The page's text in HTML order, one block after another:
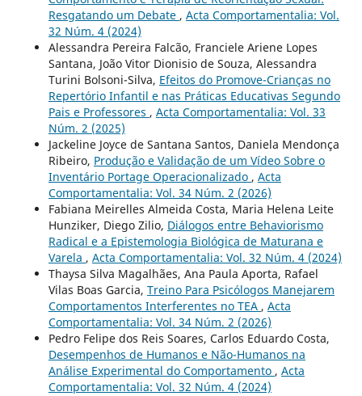
Resgatando um Debate , Acta Comportamentalia: Vol.
32 Núm. 4 (2024)
Alessandra Pereira Falcão, Franciele Ariene Lopes
Santana, João Vitor Dionisio de Souza, Alessandra
Turini Bolsoni-Silva, Efeitos do Promove-Crianças no
Repertório Infantil e nas Práticas Educativas Segundo
Pais e Professores , Acta Comportamentalia: Vol. 33
Núm. 2 (2025)
Jackeline Joyce de Santana Santos, Daniela Mendonça
Ribeiro, Produção e Validação de um Vídeo Sobre o
Inventário Portage Operacionalizado , Acta
Comportamentalia: Vol. 34 Núm. 2 (2026)
Fabiana Meirelles Almeida Costa, Maria Helena Leite
Hunziker, Diego Zilio, Diálogos entre Behaviorismo
Radical e a Epistemologia Biológica de Maturana e
Varela , Acta Comportamentalia: Vol. 32 Núm. 4 (2024)
Thaysa Silva Magalhães, Ana Paula Aporta, Rafael
Vilas Boas Garcia, Treino Para Psicólogos Manejarem
Comportamentos Interferentes no TEA , Acta
Comportamentalia: Vol. 34 Núm. 2 (2026)
Pedro Felipe dos Reis Soares, Carlos Eduardo Costa,
Desempenhos de Humanos e Não-Humanos na
Análise Experimental do Comportamento , Acta
Comportamentalia: Vol. 32 Núm. 4 (2024)